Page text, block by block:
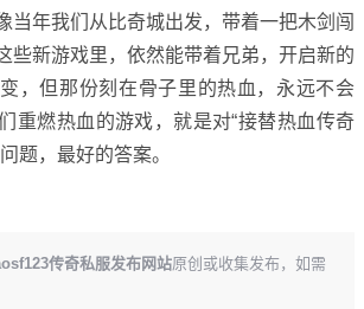
当年我们从比奇城出发，带着一把木剑闯
些新游戏里，依然能带着兄弟，开启新的
，但那份刻在骨子里的热血，永远不会
重燃热血的游戏，就是对“接替热血传奇
题，最好的答案。
传奇私服发布网站原创或收集发布，如需